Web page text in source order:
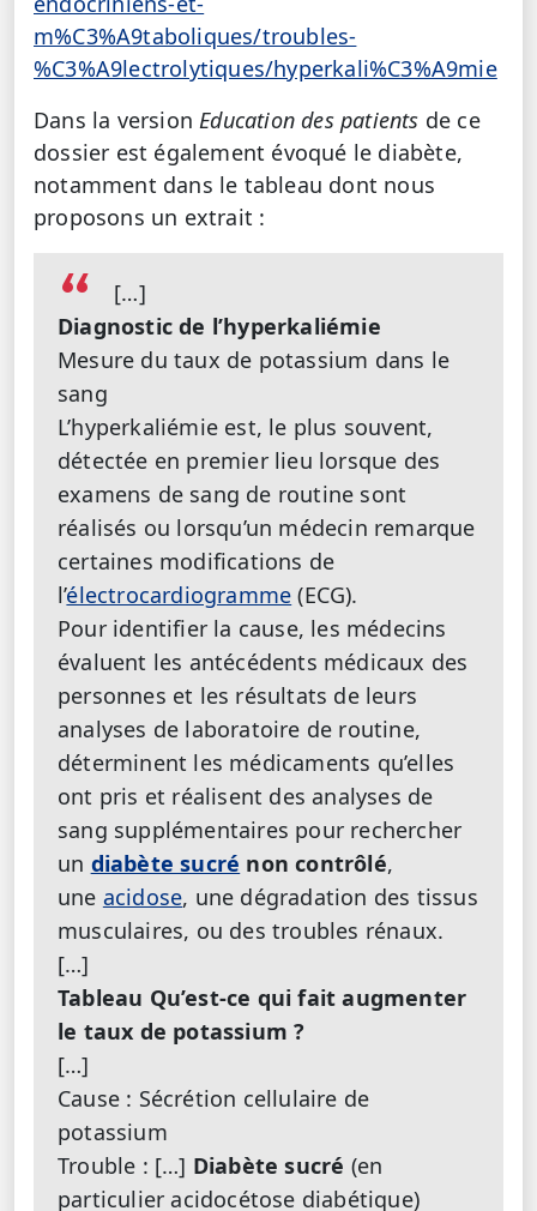
m%C3%A9taboliques/troubles-
%C3%A9lectrolytiques/hyperkali%C3%A9mie
Dans la versionEducation des patients de ce
dossier est également évoqué le diabète,
notamment dans le tableau dont nous
proposons un extrait :
[…]
Diagnostic de l’hyperkaliémie
Mesure du taux de potassium dans le
sang
L’hyperkaliémie est, le plus souvent,
détectée en premier lieu lorsque des
examens de sang de routine sont
réalisés ou lorsqu’un médecin remarque
certaines modifications de
l’électrocardiogramme (ECG).
Pour identifier la cause, les médecins
évaluent les antécédents médicaux des
personnes et les résultats de leurs
analyses de laboratoire de routine,
déterminent les médicaments qu’elles
ont pris et réalisent des analyses de
sang supplémentaires pour rechercher
un diabète sucré non contrôlé,
une acidose, une dégradation des tissus
musculaires, ou des troubles rénaux.
[…]
Tableau Qu’est-ce qui fait augmenter
le taux de potassium ?
[…]
Cause : Sécrétion cellulaire de
potassium
Trouble : […] Diabète sucré (en
particulier acidocétose diabétique)